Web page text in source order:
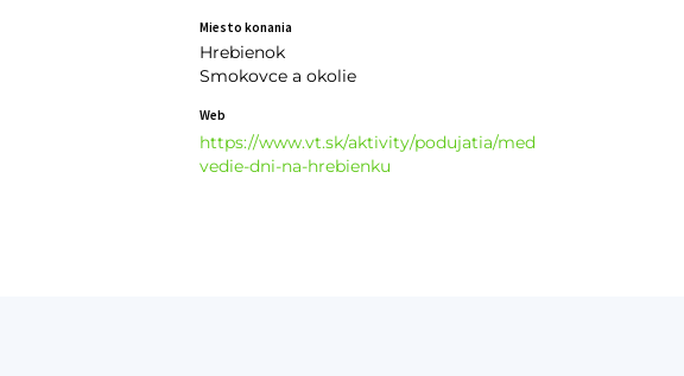
Miesto konania
Hrebienok
Smokovce a okolie
Web
https://www.vt.sk/aktivity/podujatia/med
vedie-dni-na-hrebienku